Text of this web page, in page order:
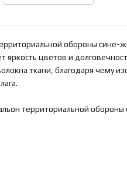
обороны сине-
яркость цветов и
ткани, благодаря чему
территориальной